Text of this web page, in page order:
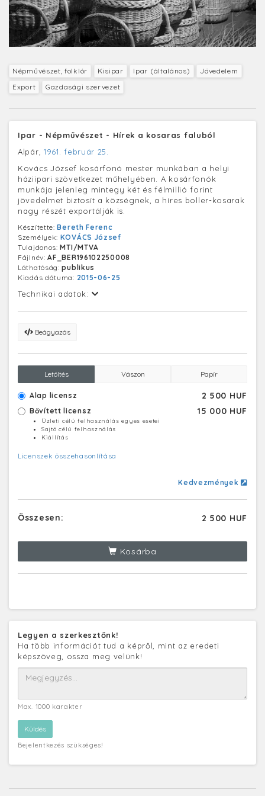
Népművészet, folklór Kisipar Ipar (általános)
Jövedelem
Export
Gazdasági szervezet
Ipar - Népművészet - Hírek a kosaras faluból
Alpár, 1961. február 25.
Kovács József kosárfonó mester munkában a helyi
háziipari szövetkezet műhelyében. A kosárfonók
munkája jelenleg mintegy két és félmillió forint
jövedelmet biztosít a községnek, a híres boller-kosarak
nagy részét exportálják is.
Készítette:Bereth Ferenc
Személyek: KOVÁCS József
Tulajdonos:MTI/MTVA
Fájlnév:AF_BER196102250008
Láthatóság:publikus
Kiadás dátuma: 2015-06-25
Technikai adatok:
Beágyazás
Letöltés Vászon Papír
Alap licensz 2 500 HUF
Bővített licensz 15 000 HUF
Üzleti célú felhasználás egyes esetei
Sajtó célú felhasználás
Kiállítás
Licenszek összehasonlítása
Kedvezmények
Összesen: 2 500 HUF
Kosárba
Legyen a szerkesztőnk!
Ha több információt tud a képről, mint az eredeti
képszöveg, ossza meg velünk!
Max. 1000 karakter
Bejelentkezés szükséges!